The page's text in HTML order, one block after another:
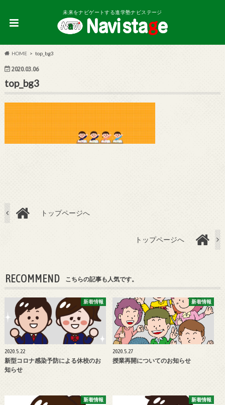
未来をナビゲートする進学塾ナビステージ
HOME top_bg3
2020.03.06
top_bg3
トップページへ
トップページへ
RECOMMEND こちらの記事も人気です。
新着情報
2020.5.22
新型コロナ感染予防による休校のお
知らせ
新着情報
2020.5.27
授業再開についてのお知らせ
新着情報 新着情報